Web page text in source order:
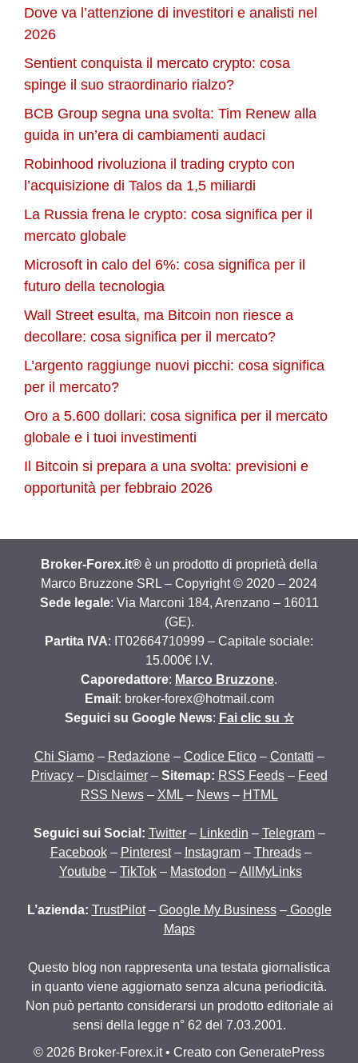
Dove va l’attenzione di investitori e analisti nel
2026
Sentient conquista il mercato crypto: cosa
spinge il suo straordinario rialzo?
BCB Group segna una svolta: Tim Renew alla
guida in un’era di cambiamenti audaci
Robinhood rivoluziona il trading crypto con
l’acquisizione di Talos da 1,5 miliardi
La Russia frena le crypto: cosa significa per il
mercato globale
Microsoft in calo del 6%: cosa significa per il
futuro della tecnologia
Wall Street esulta, ma Bitcoin non riesce a
decollare: cosa significa per il mercato?
L’argento raggiunge nuovi picchi: cosa significa
per il mercato?
Oro a 5.600 dollari: cosa significa per il mercato
globale e i tuoi investimenti
Il Bitcoin si prepara a una svolta: previsioni e
opportunità per febbraio 2026
Broker-Forex.it® è un prodotto di proprietà della
Marco Bruzzone SRL – Copyright © 2020 – 2024
Sede legale: Via Marconi 184, Arenzano – 16011
(GE).
Partita IVA: IT02664710999 – Capitale sociale:
15.000€ I.V.
Caporedattore: Marco Bruzzone.
Email : broker-forex@hotmail.com
Seguici su Google News: Fai clic su ☆
Chi Siamo– Redazione– Codice Etico– Contatti –
Privacy– Disclaimer– Sitemap: RSS Feeds– Feed
RSS News– XML– News– HTML
Seguici sui Social: Twitter– Linkedin – Telegram–
Facebook– Pinterest– Instagram– Threads–
Youtube – TikTok – Mastodon – AllMyLinks
L’azienda: TrustPilot– Google My Business– Google
Maps
Questo blog non rappresenta una testata giornalistica
in quanto viene aggiornato senza alcuna periodicità.
Non può pertanto considerarsi un prodotto editoriale ai
sensi della legge n° 62 del 7.03.2001.
© 2026 Broker-Forex.it• Creato con GeneratePress